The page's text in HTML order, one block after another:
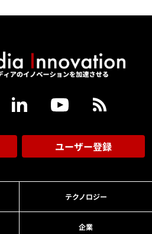
ユーザー登録
テクノロジー
企業